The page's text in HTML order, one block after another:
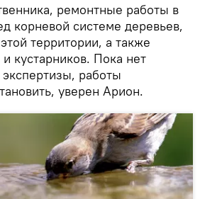
ремонтные работы в
корневой системе деревьев,
территории, а также
кустарников. Пока нет
работы
уверен Арион.